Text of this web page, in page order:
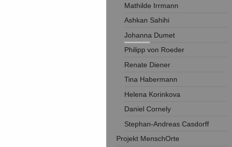
Mathilde Irrmann
Ashkan Sahihi
Johanna Dumet
Philipp von Roeder
Renate Diener
Tina Habermann
Helena Korinkova
Daniel Cornely
Stephan-Andreas Casdorff
Projekt MenschOrte